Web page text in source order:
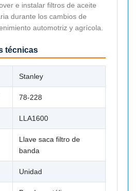
e instalar filtros de aceite
durante los cambios de
automotriz y agrícola.
técnicas
Stanley
78-228
LLA1600
Llave saca filtro de
banda
Unidad